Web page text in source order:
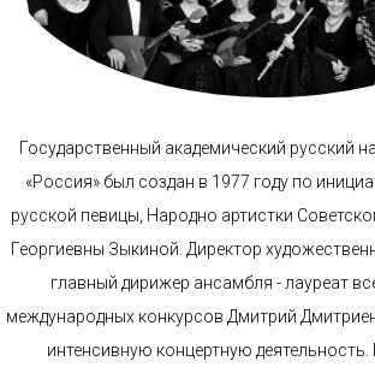
Государственный академический русский
«Россия» был создан в 1977 году по
русской певицы, Народно артистки
Георгиевны Зыкиной. Директор
главный дирижер ансамбля - лауреат
международных конкурсов Дмитрий
интенсивную концертную деятельность.